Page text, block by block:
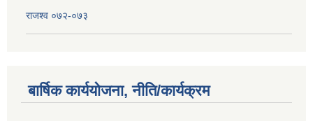
राजश्व ०७२-०७३
बार्षिक कार्ययोजना, नीति/कार्यक्रम